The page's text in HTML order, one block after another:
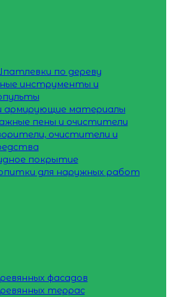
по дереву
инструменты и
армирующие материалы
пены и очистители
очистители и
покрытие
для наружных работ
фасадов
террас